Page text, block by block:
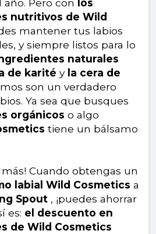
Pero con
los
nutritivos de Wild
mantener tus labios
y siempre listos para lo
naturales
de karité y la cera de
son un verdadero
Ya sea que busques
orgánicos o algo
tiene un bálsamo
más! Cuando obtengas un
labial Wild Cosmetics a
Spout , ¡puedes ahorrar
es: el descuento en
de Wild Cosmetics